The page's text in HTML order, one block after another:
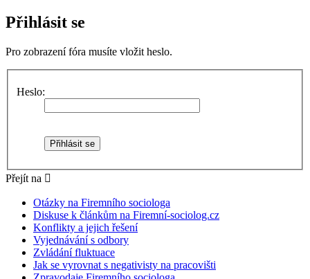
Přihlásit se
Pro zobrazení fóra musíte vložit heslo.
Heslo:
Přejít na
Otázky na Firemního sociologa
Diskuse k článkům na Firemní-sociolog.cz
Konflikty a jejich řešení
Vyjednávání s odbory
Zvládání fluktuace
Jak se vyrovnat s negativisty na pracovišti